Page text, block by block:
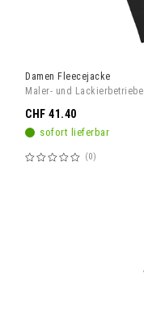
Damen Fleecejacke
Maler- und Lackierbetriebe
sofort lieferbar
Bewertung:
0
CHF 41.40